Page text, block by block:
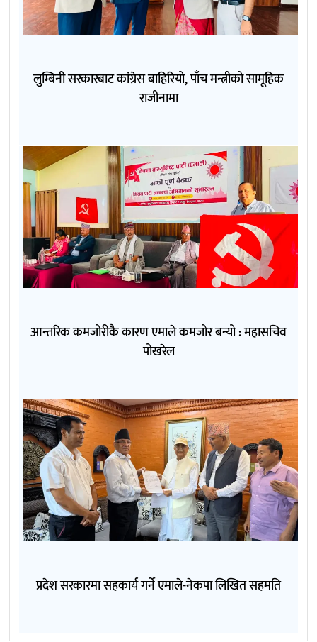
लुम्बिनी सरकारबाट कांग्रेस बाहिरियो, पाँच मन्त्रीको सामूहिक
राजीनामा
आन्तरिक कमजोरीकै कारण एमाले कमजोर बन्यो : महासचिव
पोखरेल
प्रदेश सरकारमा सहकार्य गर्ने एमाले-नेकपा लिखित सहमति